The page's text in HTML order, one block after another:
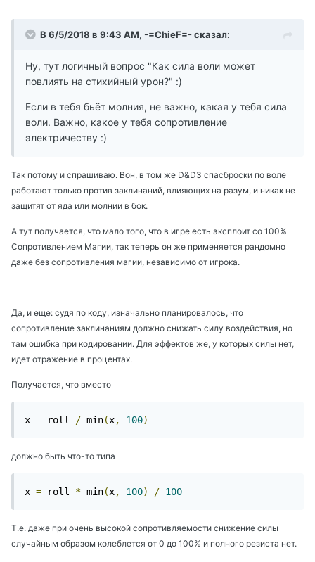
В 6/5/2018 в 9:43 AM, -=ChieF=- сказал:
Ну, тут логичный вопрос "Как сила воли может
повлиять на стихийный урон?" :)
Если в тебя бьёт молния, не важно, какая у тебя сила
воли. Важно, какое у тебя сопротивление
электричеству :)
Так потому и спрашиваю. Вон, в том же D&D3 спасброски по воле
работают только против заклинаний, влияющих на разум, и никак не
защитят от яда или молнии в бок.
А тут получается, что мало того, что в игре есть эксплоит со 100%
Сопротивлением Магии, так теперь он же применяется рандомно
даже без сопротивления магии, независимо от игрока.
Да, и еще: судя по коду, изначально планировалось, что
сопротивление заклинаниям должно снижать силу воздействия, но
там ошибка при кодировании. Для эффектов же, у которых силы нет,
идет отражение в процентах.
Получается, что вместо
x = roll / min(x, 100)
должно быть что-то типа
x = roll * min(x, 100) / 100
Т.е. даже при очень высокой сопротивляемости снижение силы
случайным образом колеблется от 0 до 100% и полного резиста нет.